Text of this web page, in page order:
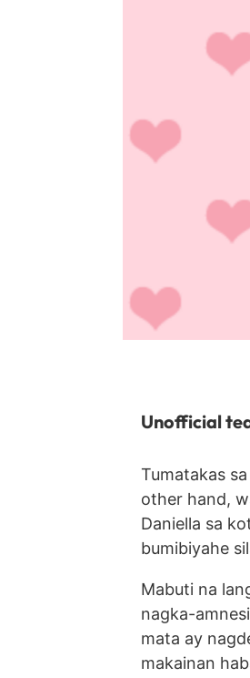
Unofficial
Tumatakas
other hand,
Daniella sa
bumibiyahe
Mabuti na
nagka-
mata ay
makainan